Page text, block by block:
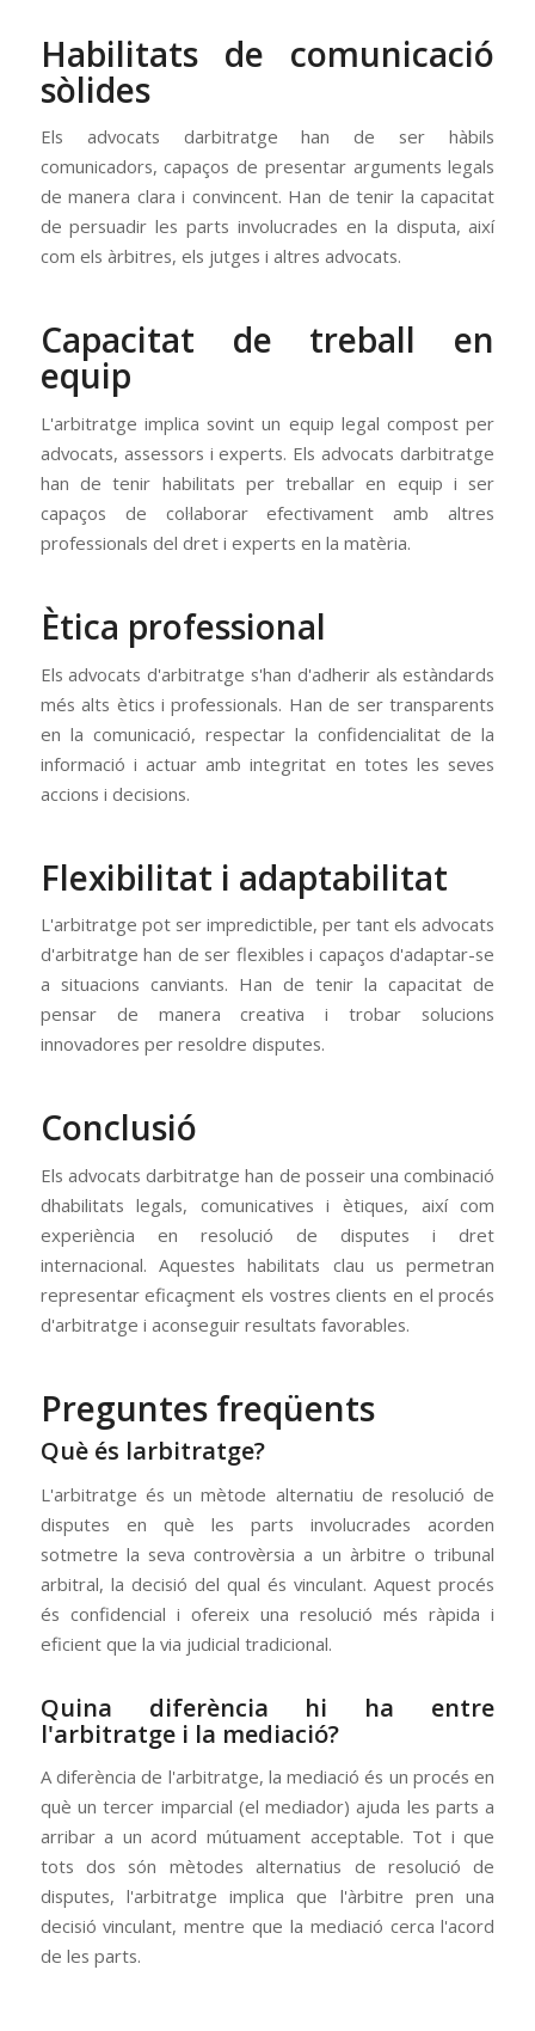
Habilitats de comunicació
sòlides
Els advocats darbitratge han de ser hàbils
comunicadors, capaços de presentar arguments legals
de manera clara i convincent. Han de tenir la capacitat
de persuadir les parts involucrades en la disputa, així
com els àrbitres, els jutges i altres advocats.
Capacitat de treball en
equip
L'arbitratge implica sovint un equip legal compost per
advocats, assessors i experts. Els advocats darbitratge
han de tenir habilitats per treballar en equip i ser
capaços de col·laborar efectivament amb altres
professionals del dret i experts en la matèria.
Ètica professional
Els advocats d'arbitratge s'han d'adherir als estàndards
més alts ètics i professionals. Han de ser transparents
en la comunicació, respectar la confidencialitat de la
informació i actuar amb integritat en totes les seves
accions i decisions.
Flexibilitat i adaptabilitat
L'arbitratge pot ser impredictible, per tant els advocats
d'arbitratge han de ser flexibles i capaços d'adaptar-se
a situacions canviants. Han de tenir la capacitat de
pensar de manera creativa i trobar solucions
innovadores per resoldre disputes.
Conclusió
Els advocats darbitratge han de posseir una combinació
dhabilitats legals, comunicatives i ètiques, així com
experiència en resolució de disputes i dret
internacional. Aquestes habilitats clau us permetran
representar eficaçment els vostres clients en el procés
d'arbitratge i aconseguir resultats favorables.
Preguntes freqüents
Què és larbitratge?
L'arbitratge és un mètode alternatiu de resolució de
disputes en què les parts involucrades acorden
sotmetre la seva controvèrsia a un àrbitre o tribunal
arbitral, la decisió del qual és vinculant. Aquest procés
és confidencial i ofereix una resolució més ràpida i
eficient que la via judicial tradicional.
Quina diferència hi ha entre
l'arbitratge i la mediació?
A diferència de l'arbitratge, la mediació és un procés en
què un tercer imparcial (el mediador) ajuda les parts a
arribar a un acord mútuament acceptable. Tot i que
tots dos són mètodes alternatius de resolució de
disputes, l'arbitratge implica que l'àrbitre pren una
decisió vinculant, mentre que la mediació cerca l'acord
de les parts.